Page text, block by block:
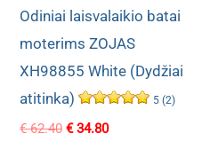
Odiniai laisvalaikio batai
moterims ZOJAS
XH98855 White (Dydžiai
atitinka)
5 (2)
€62.40 Original
€34.80Current